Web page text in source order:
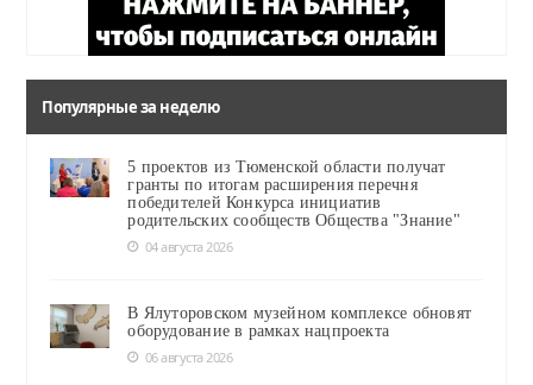
Популярные за неделю
5 проектов из Тюменской области получат
гранты по итогам расширения перечня
победителей Конкурса инициатив
родительских сообществ Общества "Знание"
04 августа 2026
В Ялуторовском музейном комплексе обновят
оборудование в рамках нацпроекта
06 августа 2026